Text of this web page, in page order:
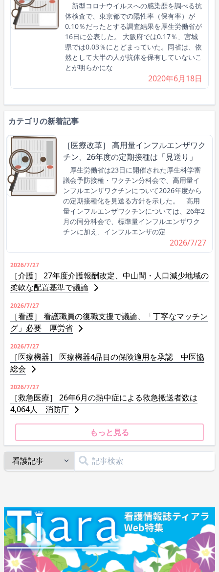
新型コロナウイルスへの感染歴を調べる抗
体検査で、東京都での陽性率（保有率）が
0.10％だったとする調査結果を厚生労働省が
16日に公表した。 大阪府では0.17％、宮城
県では0.03％にとどまっていた。同省は、依
然として大半の人が抗体を保有していないこ
とが明らかにな
2020年6月18日
カテゴリの新着記事
［医療改革］ 高用量インフルエンザワク
チン、26年度の定期接種は「見送り」
厚生労働省は23日に開催された厚生科学審
議会予防接種・ワクチン分科会で、高用量イ
ンフルエンザワクチンについて2026年度から
の定期接種化を見送る方針を示した。 高用
量インフルエンザワクチンについては、26年2
月の同分科会で、標準量インフルエンザワク
チンに加え、インフルエンザの定
2026/7/27
2026/7/27
［介護］ 27年度介護報酬改定、中山間・人口減少地域の
柔軟な配置基準で議論
2026/7/27
［看護］ 看護職員の復職支援で議論、「丁寧なマッチン
グ」必要 厚労省
2026/7/27
［医療機器］ 医療機器4品目の保険適用を承認 中医協
総会
2026/7/27
［救急医療］ 26年6月の熱中症による救急搬送者数は
4,064人 消防庁
もっと見る